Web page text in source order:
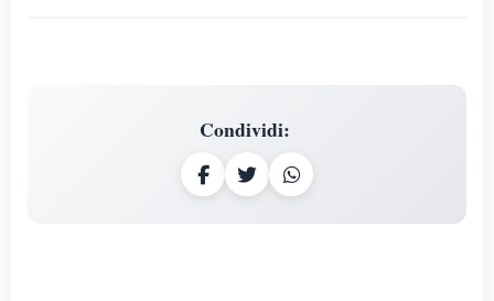
Condividi: